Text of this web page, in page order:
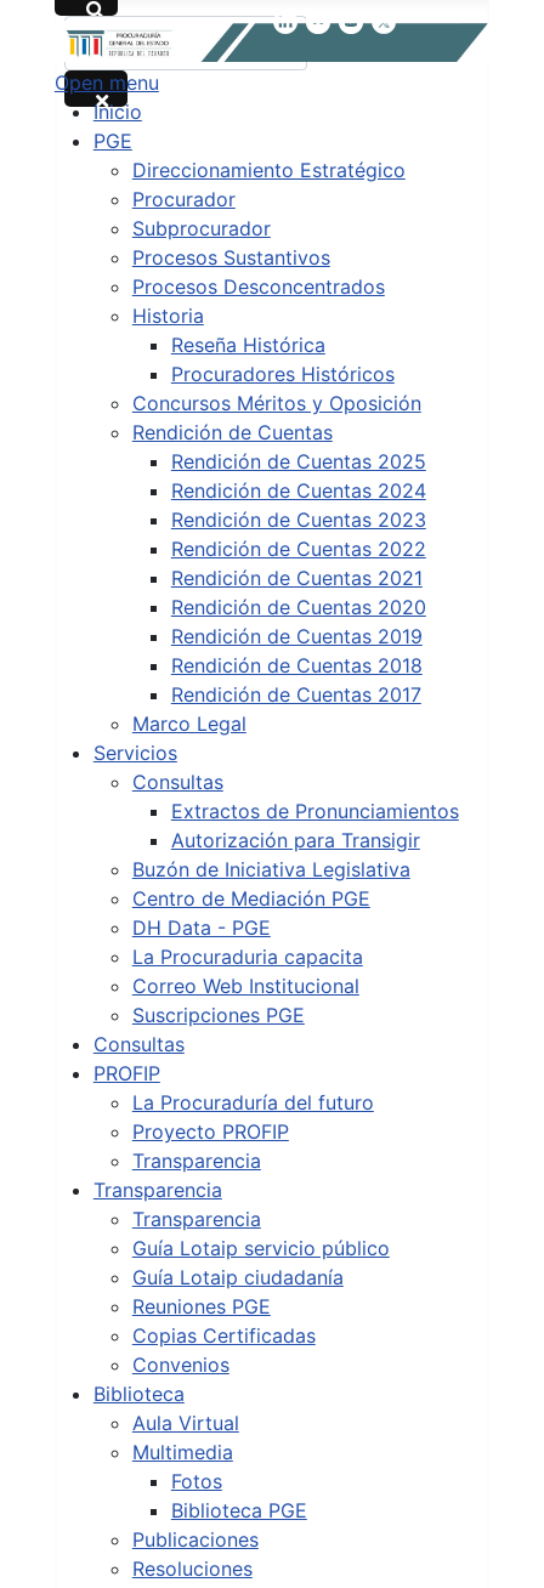
Buscar
Type 2 or more characters for results.
Open menu
Inicio
PGE
Direccionamiento Estratégico
Procurador
Subprocurador
Procesos Sustantivos
Procesos Desconcentrados
Historia
Reseña Histórica
Procuradores Históricos
Concursos Méritos y Oposición
Rendición de Cuentas
Rendición de Cuentas 2025
Rendición de Cuentas 2024
Rendición de Cuentas 2023
Rendición de Cuentas 2022
Rendición de Cuentas 2021
Rendición de Cuentas 2020
Rendición de Cuentas 2019
Rendición de Cuentas 2018
Rendición de Cuentas 2017
Marco Legal
Servicios
Consultas
Extractos de Pronunciamientos
Autorización para Transigir
Buzón de Iniciativa Legislativa
Centro de Mediación PGE
DH Data - PGE
La Procuraduria capacita
Correo Web Institucional
Suscripciones PGE
Consultas
PROFIP
La Procuraduría del futuro
Proyecto PROFIP
Transparencia
Transparencia
Transparencia
Guía Lotaip servicio público
Guía Lotaip ciudadanía
Reuniones PGE
Copias Certificadas
Convenios
Biblioteca
Aula Virtual
Multimedia
Fotos
Biblioteca PGE
Publicaciones
Resoluciones